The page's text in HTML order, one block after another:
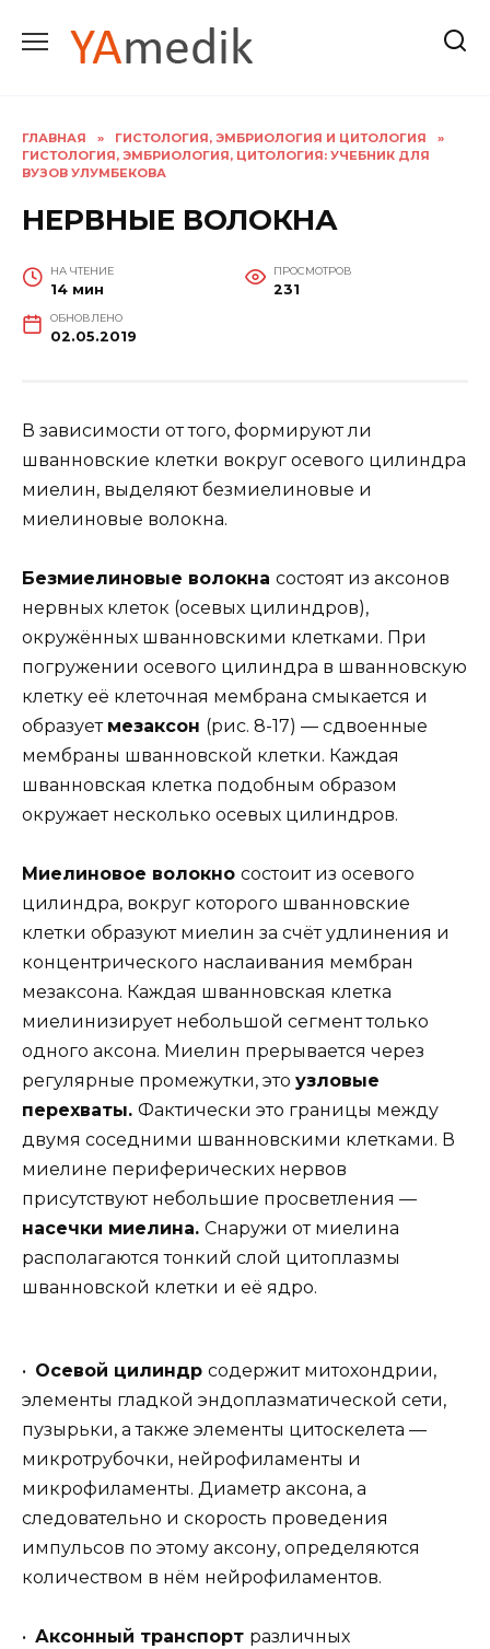
содержанию
ГЛАВНАЯ » ГИСТОЛОГИЯ, ЭМБРИОЛОГИЯ И ЦИТОЛОГИЯ
»
ГИСТОЛОГИЯ, ЭМБРИОЛОГИЯ, ЦИТОЛОГИЯ: УЧЕБНИК ДЛЯ
ВУЗОВ УЛУМБЕКОВА
НЕРВНЫЕ ВОЛОКНА
НА ЧТЕНИЕ
14 мин
ПРОСМОТРОВ
231
ОБНОВЛЕНО
02.05.2019
В зависимости от того, формируют ли
шванновские клетки вокруг осевого цилиндра
миелин, выделяют безмиелиновые и
миелиновые волокна.
Безмиелиновые волокна состоят из аксонов
нервных клеток (осевых цилиндров),
окружённых шванновскими клетками. При
погружении осевого цилиндра в шванновскую
клетку её клеточная мембрана смыкается и
образует мезаксон (рис. 8-17) — сдвоенные
мембраны шванновской клетки. Каждая
шванновская клетка подобным образом
окружает несколько осевых цилиндров.
Миелиновое волокно состоит из осевого
цилиндра, вокруг которого шванновские
клетки образуют миелин за счёт удлинения и
концентрического наслаивания мембран
мезаксона. Каждая шванновская клетка
миелинизирует небольшой сегмент только
одного аксона. Миелин прерывается через
регулярные промежутки, это узловые
перехваты. Фактически это границы между
двумя соседними шванновскими клетками. В
миелине периферических нервов
присутствуют небольшие просветления —
насечки миелина. Снаружи от миелина
располагаются тонкий слой цитоплазмы
шванновской клетки и её ядро.
• Осевой цилиндр содержит митохондрии,
элементы гладкой эндоплазматической сети,
пузырьки, а также элементы цитоскелета —
микротрубочки, нейрофиламенты и
микрофиламенты. Диаметр аксона, а
следовательно и скорость проведения
импульсов по этому аксону, определяются
количеством в нём нейрофиламентов.
• Аксонный транспорт различных